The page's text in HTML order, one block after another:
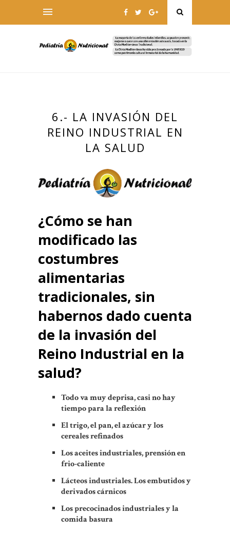
6.- LA INVASIÓN DEL
REINO INDUSTRIAL EN
LA SALUD
¿Cómo se han
modificado las
costumbres
alimentarias
tradicionales, sin
habernos dado cuenta
de la invasión del
Reino Industrial en la
salud?
Todo va muy deprisa, casi no hay
tiempo para la reflexión
El trigo, el pan, el azúcar y los
cereales refinados
Los aceites industriales, prensión en
frio-caliente
Lácteos industriales.Los embutidos y
derivados cárnicos
Los precocinados industriales y la
comida basura